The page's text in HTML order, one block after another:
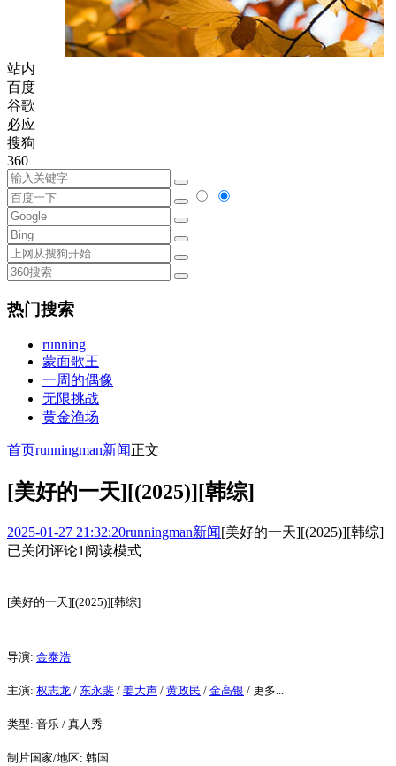
站内
百度
谷歌
必应
搜狗
360
热门搜索
running
蒙面歌王
一周的偶像
无限挑战
黄金渔场
首页runningman新闻正文
[美好的一天][(2025)][韩综]
2025-01-27 21:32:20runningman新闻[美好的一天][(2025)][韩综]
已关闭评论1 阅读模式
[美好的一天][(2025)][韩综]
导演: 金泰浩
主演: 权志龙 / 东永裴 / 姜大声 / 黄政民 / 金高银 / 更多...
类型: 音乐 / 真人秀
制片国家/地区: 韩国